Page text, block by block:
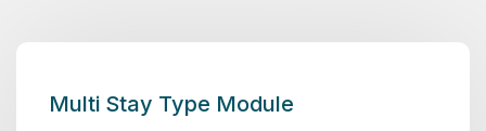
Multi Stay Type Module